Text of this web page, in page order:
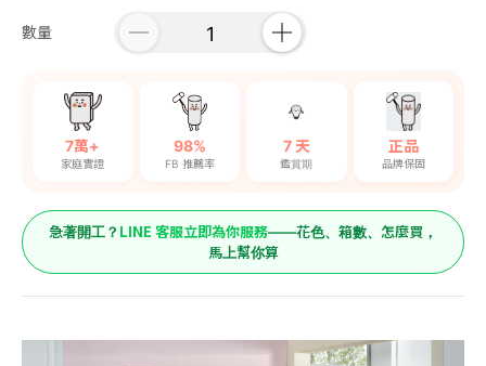
數量
7萬+
家庭實證
98%
FB 推薦率
7 天
鑑賞期
正品
品牌保固
急著開工？ LINE 客服立即為你服務——花色、箱數、怎麼買，
馬上幫你算